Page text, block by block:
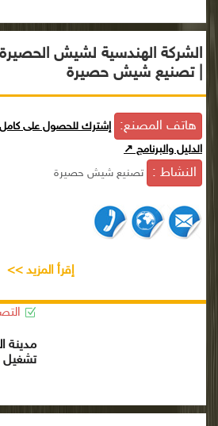
الشركة الهندسية لشيش الحصيرة
| تصنيع شيش حصيرة
هاتف المصنع: إشترك للحصول على كامل
الدليل والبرنامج ↗
النشاط : تصنيع شيش حصيرة
إقرأ المزيد >>
مدينة
تشغيل